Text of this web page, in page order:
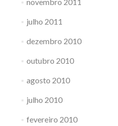
julho 2011
dezembro 2010
outubro 2010
agosto 2010
julho 2010
fevereiro 2010